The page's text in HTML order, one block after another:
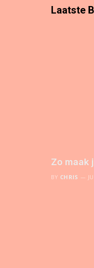
Laatste
Zo maak
BY CHRIS